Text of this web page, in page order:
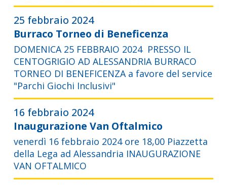
25 febbraio 2024
Burraco Torneo di Beneficenza
DOMENICA 25 FEBBRAIO 2024 PRESSO IL
CENTOGRIGIO AD ALESSANDRIA BURRACO
TORNEO DI BENEFICENZA a favore del service
"Parchi Giochi Inclusivi"
16 febbraio 2024
Inaugurazione Van Oftalmico
venerdì 16 febbraio 2024 ore 18,00 Piazzetta
della Lega ad Alessandria INAUGURAZIONE
VAN OFTALMICO